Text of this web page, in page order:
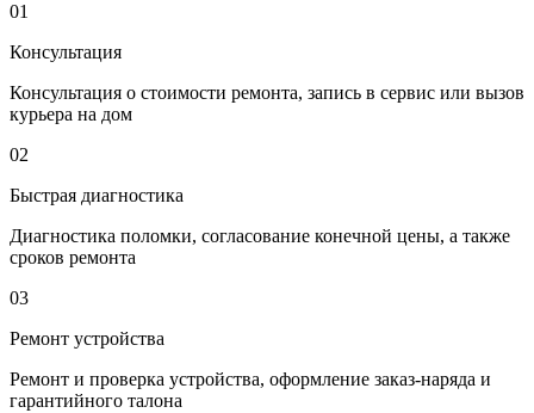
01
Консультация
Консультация о стоимости ремонта, запись в сервис или вызов
курьера на дом
02
Быстрая диагностика
Диагностика поломки, согласование конечной цены, а также
сроков ремонта
03
Ремонт устройства
Ремонт и проверка устройства, оформление заказ-наряда и
гарантийного талона